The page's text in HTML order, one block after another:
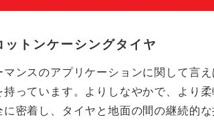
ットンケーシングタイヤ
マンスのアプリケーションに関して言
持っています。よりしなやかで、より
密着し、タイヤと地面の間の継続的